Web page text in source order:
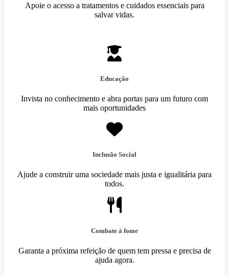
Apoie o acesso a tratamentos e cuidados essenciais para
salvar vidas.
Educação
Invista no conhecimento e abra portas para um futuro com
mais oportunidades
Inclusão Social
Ajude a construir uma sociedade mais justa e igualitária para
todos.
Combate à fome
Garanta a próxima refeição de quem tem pressa e precisa de
ajuda agora.